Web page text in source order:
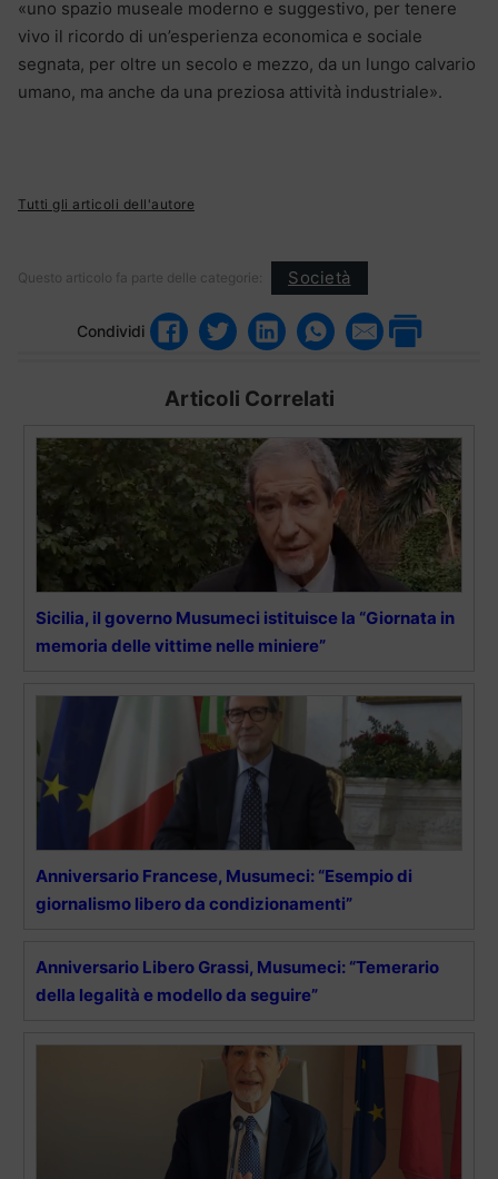
«uno spazio museale moderno e suggestivo, per tenere
vivo il ricordo di un’esperienza economica e sociale
segnata, per oltre un secolo e mezzo, da un lungo calvario
umano, ma anche da una preziosa attività industriale».
Tutti gli articoli dell'autore
Questo articolo fa parte delle categorie: Società
Condividi
Articoli Correlati
Sicilia, il governo Musumeci istituisce la “Giornata in
memoria delle vittime nelle miniere”
Anniversario Francese, Musumeci: “Esempio di
giornalismo libero da condizionamenti”
Anniversario Libero Grassi, Musumeci: “Temerario
della legalità e modello da seguire”